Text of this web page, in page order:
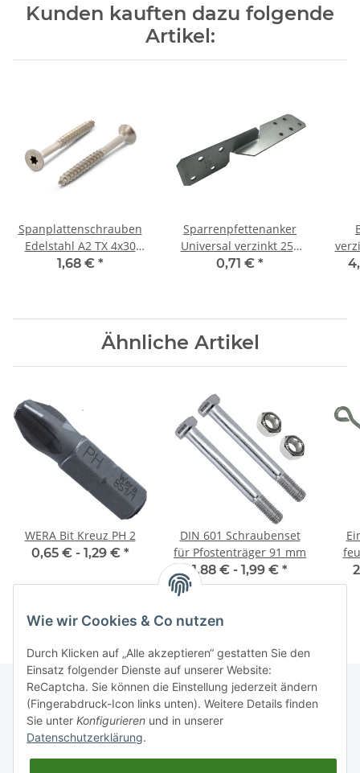
Kunden kauften dazu folgende
Artikel:
Spanplattenschrauben
Edelstahl A2 TX 4x30
mm (100) Stück
1,68 € *
Sparrenpfettenanker
Universal verzinkt 250
mm
0,71 € *
Ähnliche Artikel
WERA Bit Kreuz PH 2
0,65 € - 1,29 € *
DIN 601 Schraubenset
für Pfostenträger 91 mm
1,88 € - 1,99 € *
Informationen
Wie wir Cookies & Co nutzen
Durch Klicken auf „Alle akzeptieren“ gestatten Sie den
Einsatz folgender Dienste auf unserer Website:
ReCaptcha. Sie können die Einstellung jederzeit ändern
(Fingerabdruck-Icon links unten). Weitere Details finden
Sie unter Konfigurieren und in unserer
Datenschutzerklärung.